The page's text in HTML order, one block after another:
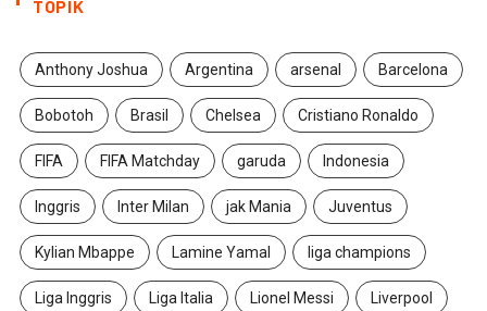
TOPIK
Anthony Joshua Argentina arsenal Barcelona
Bobotoh Brasil Chelsea Cristiano Ronaldo
FIFA FIFA Matchday garuda Indonesia
Inggris Inter Milan jak Mania Juventus
Kylian Mbappe Lamine Yamal liga champions
Liga Inggris Liga Italia Lionel Messi Liverpool